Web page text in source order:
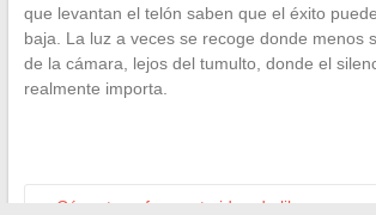
que levantan el telón saben que el éxito
baja. La luz a veces se recoge donde menos
de la cámara, lejos del tumulto, donde el
realmente importa.
Cómo transformar tu idea de libro en un